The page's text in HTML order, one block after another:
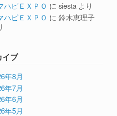
ハピＥＸＰＯ にsiesta より
ハピＥＸＰＯ に鈴木恵理子
イブ
年8月
年7月
年6月
年5月